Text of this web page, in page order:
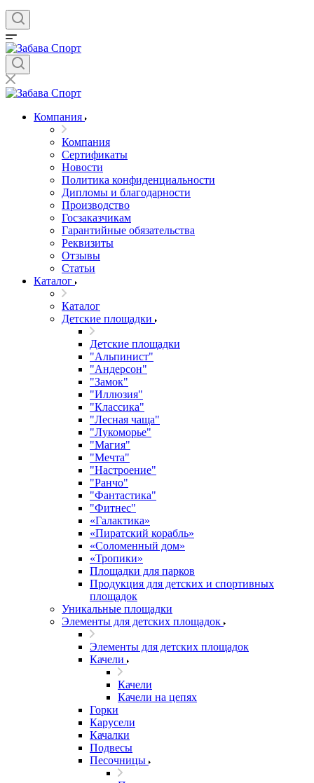
Компания
Компания
Сертификаты
Новости
Политика конфиденциальности
Дипломы и благодарности
Производство
Госзаказчикам
Гарантийные обязательства
Реквизиты
Отзывы
Статьи
Каталог
Каталог
Детские площадки
Детские площадки
"Альпинист"
"Андерсон"
"Замок"
"Иллюзия"
"Классика"
"Лесная чаща"
"Лукоморье"
"Магия"
"Мечта"
"Настроение"
"Ранчо"
"Фантастика"
"Фитнес"
«Галактика»
«Пиратский корабль»
«Соломенный дом»
«Тропики»
Площадки для парков
Продукция для детских и спортивных
площадок
Уникальные площадки
Элементы для детских площадок
Элементы для детских площадок
Качели
Качели
Качели на цепях
Горки
Карусели
Качалки
Подвесы
Песочницы